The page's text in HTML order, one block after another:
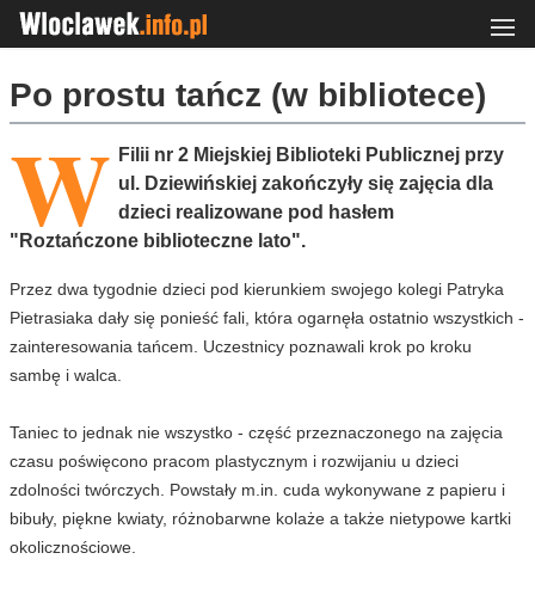
Po prostu tańcz (w bibliotece)
W Filii nr 2 Miejskiej Biblioteki Publicznej przy
ul. Dziewińskiej zakończyły się zajęcia dla
dzieci realizowane pod hasłem
"Roztańczone biblioteczne lato".
Przez dwa tygodnie dzieci pod kierunkiem swojego kolegi Patryka
Pietrasiaka dały się ponieść fali, która ogarnęła ostatnio wszystkich -
zainteresowania tańcem. Uczestnicy poznawali krok po kroku
sambę i walca.
Taniec to jednak nie wszystko - część przeznaczonego na zajęcia
czasu poświęcono pracom plastycznym i rozwijaniu u dzieci
zdolności twórczych. Powstały m.in. cuda wykonywane z papieru i
bibuły, piękne kwiaty, różnobarwne kolaże a także nietypowe kartki
okolicznościowe.